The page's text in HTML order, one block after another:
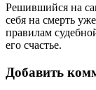
Решившийся на
себя на смерть
правилам
его счастье.
Добавить